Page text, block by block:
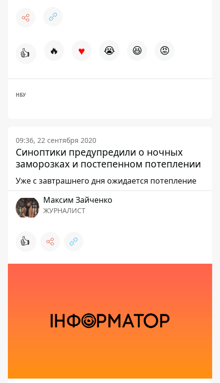
👍 🔥 ♥ 😭 😆 😡
НБУ
09:36, 22 сентября 2020
Синоптики предупредили о ночных
заморозках и постепенном потеплении
Уже с завтрашнего дня ожидается потепление
Максим Зайченко
ЖУРНАЛИСТ
👍